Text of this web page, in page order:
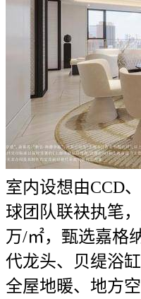
室内设想由CCD、戴昆、HWCD三大全球团队联袂执笔，全屋精拆尺度约1。8万/㎡，甄选嘉格纳厨电、劳芬卫浴、现代龙头、贝缇浴缸等国际一线品牌；配备全屋地暖、地方空调、新风系统、全屋清水系统，搭配全屋智能家居系统，一键掌控全屋设备，兼具奢华质感取便利体验。社区地方超大下沉式景不雅会所，配备恒温泳池、健身房、瑜伽室、红酒窖、茶馆、宴会厅等，满脚业从高端社交取休闲需求；一楼架空层打制泛会所空间，含童梦空间、轻活动区、阅读区等，适配全春秋段需求。项目由国际高端管家式物业供给办事，物业费12元/㎡(含能耗)，24小时管家式办事、社区安保、等全维度办事，保障业从糊口质量，专属圈层办事，彰显顶奢身份。社区打制全龄敌对空间，儿童逛乐区、老年休闲区、青年活动区等，适配全春秋段需求；配备聪慧社区系统，人脸识别、智能安防、一键呼叫等，保障业从平安取便利。上海内环焦点地盘资本极端稀缺，新弘道做为人平易近广场正芯独一低密纯大平层社区，仅229席稀缺房源，从力户型250-480㎡纯粹大户，圈层纯粹，不成再生，珍藏价值极高。项目示范区、样板间已，实景呈现建建质量、园林景不雅、户型细节，可实地调查，置业风险低，无忧。新弘集团深耕上海高端地产多年，以“营制顶奢人居”为初心，打制多个高端标杆项目，资金实力雄厚，工程质量有保障，为项目质量取交付保驾护航。上海新弘道，集人平易近广场正芯黄金地段、ArtDeco美学建建、250-480㎡环幕大平层、国际一线精拆、会所配套、高端物业办事于一体，是上海内环焦点近年少有的低密纯大平层社区，更是不成再生的珍藏级资产。正在这里，既能俯瞰外滩的百年风华，又能享受陆家嘴的现代富贵；既能体验顶奢人居的极致质感，又能具有静谧奢适的糊口；既能满脚自住需求，又能实现资产保值增值，是高净值人群安家、资产设置装备摆设的不贰之选。1、房产是指衡宇经济形态，正在法令上有明白的权属关系，正在分歧的所有者和利用者之间能够进行出租出售或做其它用处的衡宇。2、地产是指地盘财富，正在法令上有明白的权属关系，地产包含地面及其上下空间，地产取地盘的底子区别也就是有属关系。3、房地产是房产和地产的总称。是指地盘及附着正在地盘上的人工建立物和建建物及其附带的各类(所有权、办理权、让渡权等)。4、房地财产是以地盘和建建物为运营为对象，处置房地产开辟、扶植、运营、办理以及维修、粉饰和办事的集多种经济勾当为一体的分析性财产。5、房地产开辟是指正在依法取得地盘利用权的地盘上按照利用性质的要求进行根本设备、衡宇建建的勾当。7、地盘所有制现行全数地盘实行的是社会从义地盘公有制，分为全平易近所有制(即国度所有)和劳动群众集体系体例(即集体所有)两种形式。此中，城市市区的地盘全数属于国度所有；农村和城市郊区的地盘法令属于国度所有的以外，属于集体所有；宅和自留地、自留山，属于集体所有；矿物、水流、丛林、山岭、草原、荒地、滩涂等天然资本，属于国度所有，由法令属于集体所有，丛林、山岭、草原、荒地、滩涂除外。但地上建建物既可认为国度所有，也可认为集体、单元和小我所有。因而，统一房地产，其地盘取地上建建物的所有权往往是不分歧的。10、地盘的利用年限是若何确定的？凡取省市规划河山签定《地盘利用权出让合同书》的用地，其地盘利用年限按国度施行。即！栖身用地七十年；工业用地五十年；教育、科技、文化、卫生、体育用地五十年；贸易、文娱用地四十年；分析用地或者其他用地五十年。别的，加油坐、加气坐用地为二十年。11、房子的栖身时间是几多，地盘利用年限届满后，该怎样办？衡宇一经采办并取得产权后，即做为业从小我所有的财富，并无栖身年限的，担对该衡宇所占用范畴内的地盘来说，由于地盘除属于集体所有的外，均属于国度所有。业从所取得的为该地盘的必然年限的利用权。室第用地的地盘利用时间为50—70年，自开辟商取得该地盘利用证书之日起计较。正在该地盘利用年限届满后，地盘将由国度收回。业从能够正在继续交纳地盘出让金或利用费的前提下，继续利用该地盘。12、合做建房是指以一方供给地盘利用权，另一方或多方供给资金合做开辟房地产的房地产开辟形式。13、地盘所有权地盘所有权是指国度或集体经济组织对国度地盘和集体地盘依法享有的拥有、利用、收益和处分的权能。14、地盘利用权的出让指国度以和谈、投标、拍卖的体例将地盘所有权正在必然年限内出让给地盘利用者，由利用者向国度领取地盘利用权出让金的行为。15、地盘利用权让渡是指地盘利用者通过出售、互换、赠取和承继的体例将地盘利用权再转移的行为。16、地盘利用权划拨是指无偿将地盘拨发给利用者利用，一般没有利用刻日的。以无偿划拨取得的地盘利用权，其出让须经及地盘办理部分同意，交补交出让金后方可进行让渡、出租和典质。17、什么是地籍？什么是产籍？我们凡是所指的地籍、产籍、房地产籍是统一概念。它是指地盘的天然情况、社会经济情况和法令情况的查询拜访取登记，包罗了地盘产权的登记和地盘分类面积等内容。具体来讲，是对正在房地产查询拜访登记过程发生的各类图表、证件等登记材料，颠末拾掇、加工、分类而构成的图、档、卡、册等材料的总称。20、地是地籍的最小单位，是指以权属界线、地图是地盘利用合同书附图及房地产登记卡附图。它反映一地的根基环境。包罗！地权属界线、界址点、地内建建取性质、取相邻地的关系等。22、证书附图即房地产后面的附图，是房地产证的主要构成部门，次要反映人具有的房地产环境及房地产所正在地环境。23、楼花一词最早源自是指未落成的物业(即正在建物业)，另一说法即指未正式交付之前的商品房。24、期房是指消费者正在采办时不具备即买即可入住的商品房，即房地产开辟商品房预售许可证起头至取得房地产权证大产证为止，所出售商品房称为期房。消费者正在采办期房时应签商品房预售合同。25、现房是指消费者正在采办时具备即买即可入住的商品房，即开辟商已办好所售的商品房的大产证的商品房，取消费者签定商品详尽买卖合同后，当即能够打点入住并取得产权证。26、毛坯房房地产商交付屋内只要门框没有门，墙面地面仅做根本处置而未做概况处置的房叫毛坯房。27、成品房是指对墙面、天花、门套、地板实行拆修。(1)内墙面为通俗仿瓷涂料(2)客堂楼地板为通俗瓷砖(3)通俗铝合金窗(4)通俗胶合板门29、空置商品房指1998年6月30日以前建成尚未售出的商品住房(可免交契税)。30、存量房即二手房的书面称号，是相对初次成交的商品房而言。31、二手房凡是是指再次进行买卖买卖的住房。小我采办的新完工的商品房、经济合用住房及单元自建住房，办完产权证后，再次上市买卖，这些都称为二手房。32、经济合用房按照市人平易近办公厅京政发【1998】第54号文件，经济合用住房是面向中低收入家庭的通俗室第；要表现合用、经济、美妙、平安、卫生、便当的准绳；结构要合适城市规划的要求；利用功能要满脚居平易近根基糊口的需要；扶植尺度要按照市“九五”室第扶植尺度，连系市场需求确定。33、房改房正在房改政策出台后，、企事业单元的职工需要按将目前栖身的房子采办下来，我们把为类公房称之为房改房。34、事业单元、企业单元职工的准成本房、全成本房、全成本微利房和社会微利房。35、小我住房基金有些单元成立了小我住房基金。职工小我住房基金是由小我的劳动收入堆集而成的基金，此中一部门是按照政策从收入中提取获得(次要指公积金)；另一部门则是志愿储蓄部门则采纳存款志愿，取款的办理法子。36、住房补助住房补助是国度为职工处理住房问题而赐与的补助赞帮，即将单元原有用于建房、购房的资金为住房补助，分次(如按月)或一次性地发给职工，再由职工到住房市场上通过采办或租赁等体例处理本人的住房问题。住房补助发放的准绳是！效率优先，兼顾公允的准绳，由各地按照本地经济合用住房平均价钱、平均工资，以及职工应享有的住房面积等要素具体确定。37、衡宇的折旧衡宇折旧是逐渐收受接管衡宇投资的形式，即衡宇的折旧费。折旧费是指衡宇建制价值的平均损耗。衡宇正在持久的利用中，虽然保留原有的实物形态，但因为天然损耗和报酬的损耗，客不雅存正在的价值也会逐步削减。这部门因损耗而削减的价值，以货泉形态来表示，就是折旧费。确定折旧费的根据是建建制价残值、清理费用和折旧年限。38、衡宇的所有权是指对衡宇全面安排的。衡宇的所有权分为拥有权、利用权、收益权和处分权四项权能，这也是衡宇所有权的四项根基内容。39、衡宇的拥有权凡是由所有权人来行使，但有时也由别人来行使，这就是利用权取所有权分手的环境。40、衡宇的利用权是对衡宇的现实操纵。通过必然法令契约，非衡宇所有权人也可获得衡宇的利用权。42、衡宇的处分权是所有权中一项最根基的权能。衡宇的处分权由房从行使。有时衡宇处分权也遭到必然的。44、室第的“全数产权”是指按市场价和成本价采办的衡宇，购房者具有全数产权。经济合用房亦属于全数产权。45、室第的“部门产权”是指职工按尺度价采办的公有室第。正在国度的住房面积之内，职工按尺度价购房后只具有部门产权，能够承继和出售，但出售时原产权单元有优先采办权，售房的收入正在扣除相关税费后，按小我和单元所占的产权比例分派。46、房产交换是衡宇所有人或利用人之间，正在彼此志愿的根本上，采用等价不等价加弥补的体例彼此互换住房的行为。一般分为所有权交换和利用权交换两种形式。48、建立物是指建建物中除衡宇以外的工具，人们一般间接正在内进行出产和糊口勾当，如烟囱、水井、道、桥梁等。57、栖身小区总用地是包罗室第总用地，公共建建设备总用地，道、天井、绿化用地的总和。61、道、广场用地指小区内从次干道、支道、人行道、绿化带两头宽度大于1。5米的步行道及泊车、回车广场和有铺砌地面的场地面积之和。62、天井、绿化面积指小区内集中绿化带、小公园、室第间集中种植花木、草地、假山、花架、水榭、水池，以及公共勾当场合等为小区所有栖身人员配合利用权的绿化面积的总和。64、人均室第用地面积(平方米/人)人均室第用地面积=小区内总室第用地/本小区规划栖身总人数。66、室第的建建面积亦称建建展开面积，它是指室第建建外墙外围线测定的各层平面面积之和。它是暗示一个建建物规模大小的经济目标。它包罗三项，即利用面积、辅帮面积和布局面积。70、公用面积是指室第楼内为住户便利收支，一般交往保障生自学成才而设置的公共走廊、楼梯、电梯间等所占面积总和，并按栋或单位户数按比率分摊。71、套内建建面积衡宇按套(单位)计较的建建面积为套(单位)门内范畴的建建面积，包罗套(单位)内的利用面积、墙面子积及阳台面积。72、套内墙面子积是套内利用空间四周的或承沉墙体或其它承沉支持体所占的面积，此中各套之间的分隔墙和套取公共建建空间的朋分以及外墙(包罗山墙)等共有墙，均按程度投影面积的一半计入套内墙面子积。套内墙体按程度投影面